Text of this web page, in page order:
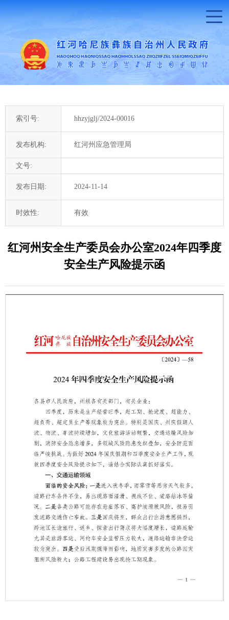
索引号: hhzyjglj/2024-00016
发布机构: 红河州应急管理局
文号:
发布日期: 2024-11-14
时效性: 有效
红河州安全生产委员会办公室2024年四季度
安全生产风险提示函